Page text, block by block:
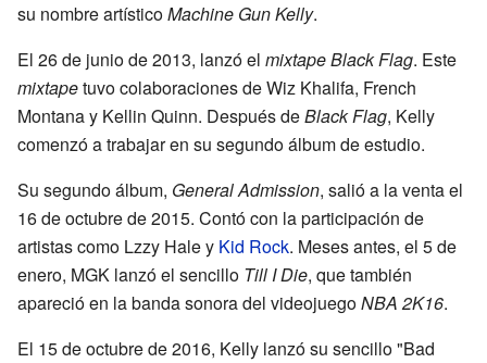
su nombre artísticoMachine Gun Kelly.
El 26 de junio de 2013, lanzó el mixtapeBlack Flag. Este
mixtapetuvo colaboraciones de Wiz Khalifa, French
Montana y Kellin Quinn. Después deBlack Flag, Kelly
comenzó a trabajar en su segundo álbum de estudio.
Su segundo álbum, General Admission, salió a la venta el
16 de octubre de 2015. Contó con la participación de
artistas como Lzzy Hale y Kid Rock. Meses antes, el 5 de
enero, MGK lanzó el sencillo Till I Die, que también
apareció en la banda sonora del videojuegoNBA 2K16.
El 15 de octubre de 2016, Kelly lanzó su sencillo "Bad